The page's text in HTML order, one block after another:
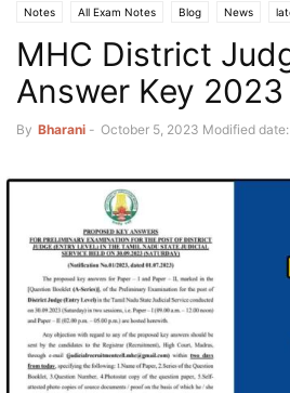
Notes All Exam Notes Blog News
Old Question Papers
MHC District
Answer Key 2023
By Bharani - October 5, 2023 Modified